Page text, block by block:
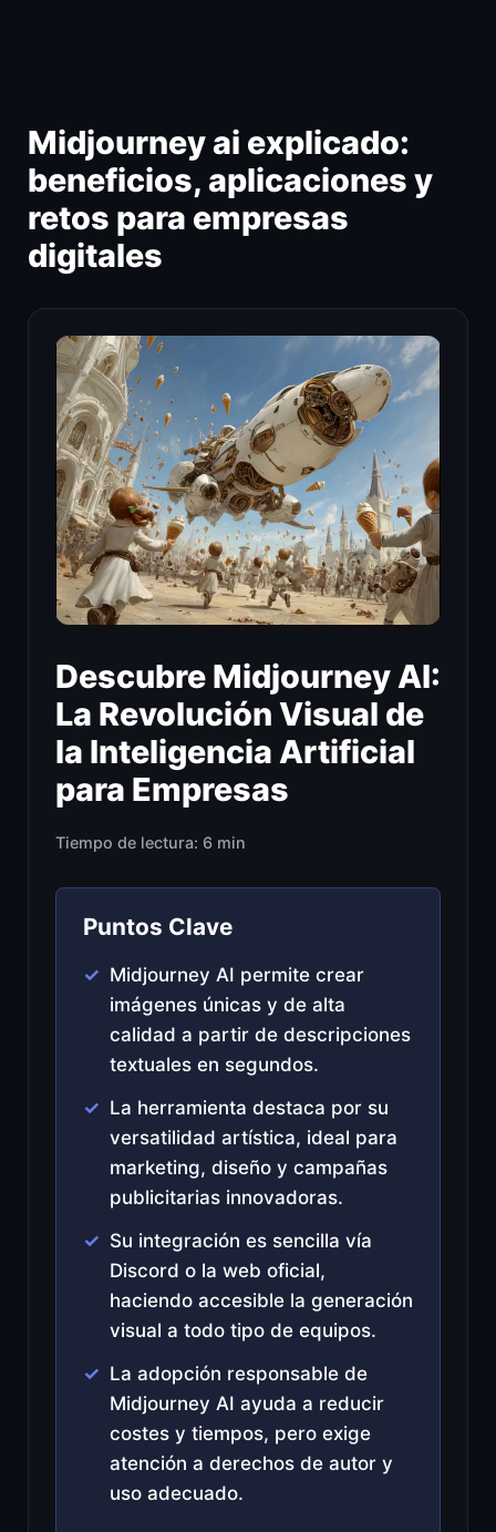
Midjourney ai explicado:
beneficios, aplicaciones y
retos para empresas
digitales
Descubre Midjourney AI:
La Revolución Visual de
la Inteligencia Artificial
para Empresas
Tiempo de lectura: 6 min
Puntos Clave
Midjourney AI permite crear
imágenes únicas y de alta
calidad a partir de descripciones
textuales en segundos.
La herramienta destaca por su
versatilidad artística, ideal para
marketing, diseño y campañas
publicitarias innovadoras.
Su integración es sencilla vía
Discord o la web oficial,
haciendo accesible la generación
visual a todo tipo de equipos.
La adopción responsable de
Midjourney AI ayuda a reducir
costes y tiempos, pero exige
atención a derechos de autor y
uso adecuado.